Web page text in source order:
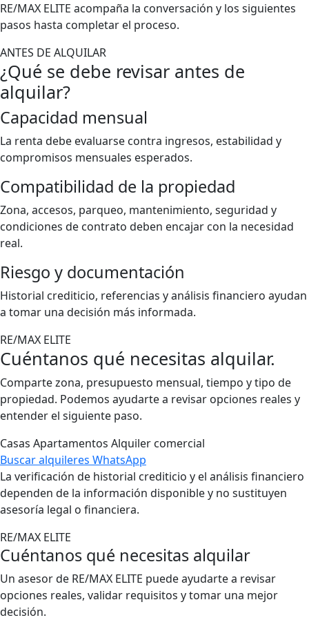
RE/MAX ELITE acompaña la conversación y los siguientes
pasos hasta completar el proceso.
ANTES DE ALQUILAR
¿Qué se debe revisar antes de
alquilar?
Capacidad mensual
La renta debe evaluarse contra ingresos, estabilidad y
compromisos mensuales esperados.
Compatibilidad de la propiedad
Zona, accesos, parqueo, mantenimiento, seguridad y
condiciones de contrato deben encajar con la necesidad
real.
Riesgo y documentación
Historial crediticio, referencias y análisis financiero ayudan
a tomar una decisión más informada.
RE/MAX ELITE
Cuéntanos qué necesitas alquilar.
Comparte zona, presupuesto mensual, tiempo y tipo de
propiedad. Podemos ayudarte a revisar opciones reales y
entender el siguiente paso.
Casas Apartamentos Alquiler comercial
Buscar alquileres WhatsApp
La verificación de historial crediticio y el análisis financiero
dependen de la información disponible y no sustituyen
asesoría legal o financiera.
RE/MAX ELITE
Cuéntanos qué necesitas alquilar
Un asesor de RE/MAX ELITE puede ayudarte a revisar
opciones reales, validar requisitos y tomar una mejor
decisión.